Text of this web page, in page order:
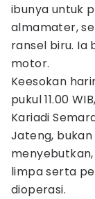
ibunya untuk
almamater,
ransel biru. Ia
motor.
Keesokan
pukul 11.00
Kariadi
Jateng,
limpa serta
dioperasi.